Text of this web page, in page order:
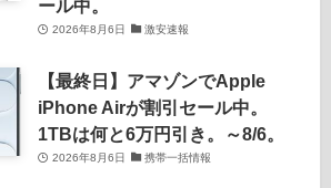
ール中。
2026年8月6日 激安速報
【最終日】アマゾンでApple
iPhone Airが割引セール中。
1TBは何と6万円引き。～8/6。
2026年8月6日 携帯一括情報